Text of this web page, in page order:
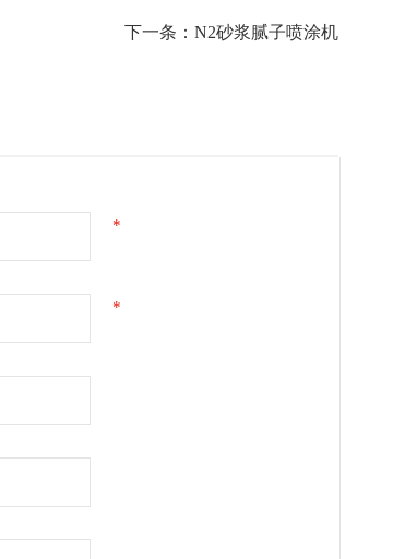
下一条：N2砂浆腻子喷涂机
*
*